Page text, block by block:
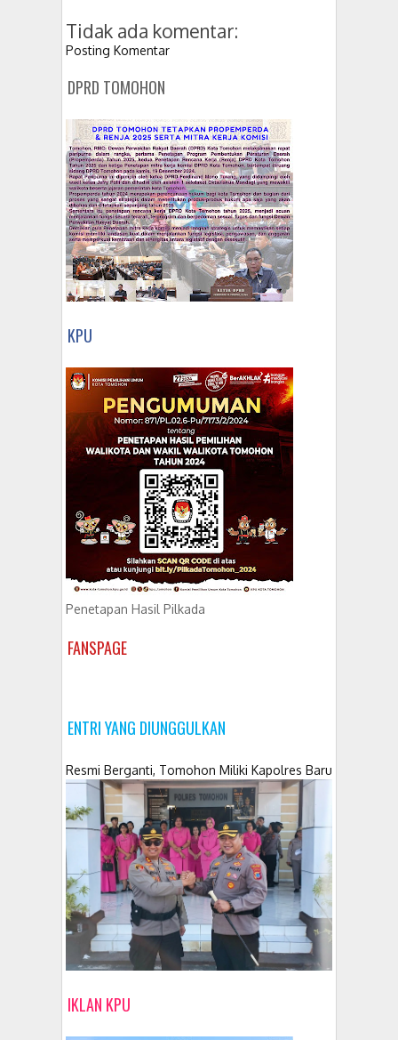
Tidak ada komentar:
Posting Komentar
DPRD TOMOHON
KPU
Penetapan Hasil Pilkada
FANSPAGE
ENTRI YANG DIUNGGULKAN
Resmi Berganti, Tomohon Miliki Kapolres Baru
IKLAN KPU